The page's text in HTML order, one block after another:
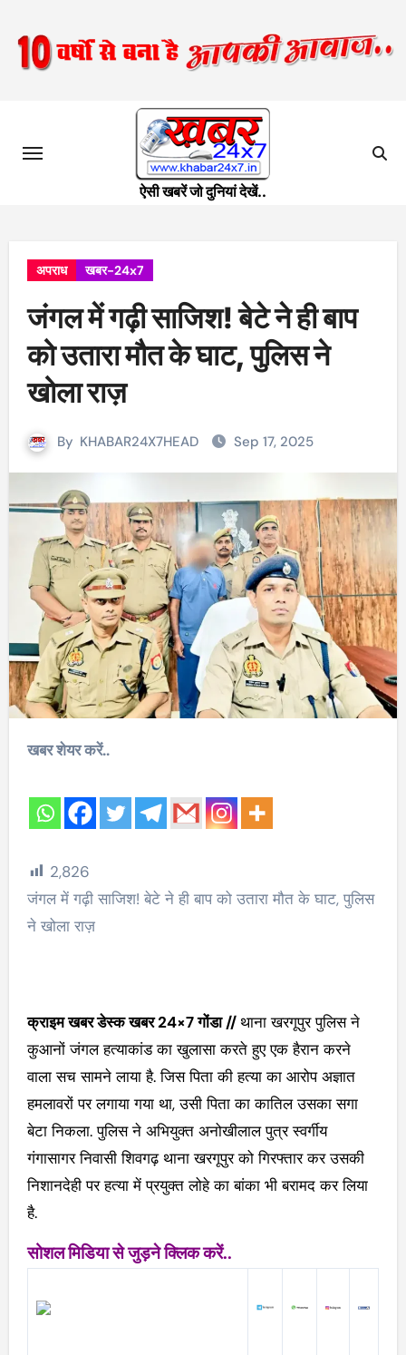
content
ऐसी खबरें जो दुनियां देखें..
अपराध खबर-24x7
जंगल में गढ़ी साजिश! बेटे ने ही बाप
को उतारा मौत के घाट, पुलिस ने
खोला राज़
By KHABAR24X7HEAD Sep 17, 2025
खबर शेयर करें..
2,826
जंगल में गढ़ी साजिश! बेटे ने ही बाप को उतारा मौत के घाट, पुलिस
ने खोला राज़
क्राइम खबर डेस्क खबर 24×7 गोंडा //थाना खरगूपुर पुलिस ने
कुआनों जंगल हत्याकांड का खुलासा करते हुए एक हैरान करने
वाला सच सामने लाया है. जिस पिता की हत्या का आरोप अज्ञात
हमलावरों पर लगाया गया था, उसी पिता का कातिल उसका सगा
बेटा निकला. पुलिस ने अभियुक्त अनोखीलाल पुत्र स्वर्गीय
गंगासागर निवासी शिवगढ़ थाना खरगूपुर को गिरफ्तार कर उसकी
निशानदेही पर हत्या में प्रयुक्त लोहे का बांका भी बरामद कर लिया
है.
सोशल मिडिया से जुड़ने क्लिक करें..